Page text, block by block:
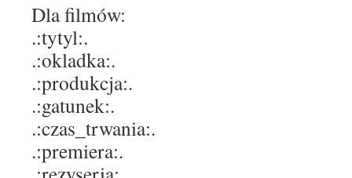
Dla filmów:
.:tytyl:.
.:okladka:.
.:produkcja:.
.:gatunek:.
.:czas_trwania:.
.:premiera:.